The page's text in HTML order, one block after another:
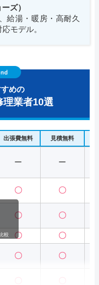
ズ）
給湯・暖房・高耐久
モデル。
めの
理業者10選
出張費無料 見積無料
ー ー
〇 〇
〇 〇
〇 〇
〇 〇
較